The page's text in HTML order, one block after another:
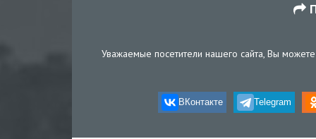
Уважаемые посетители нашего сайта, Вы
ВКонтакте Telegram